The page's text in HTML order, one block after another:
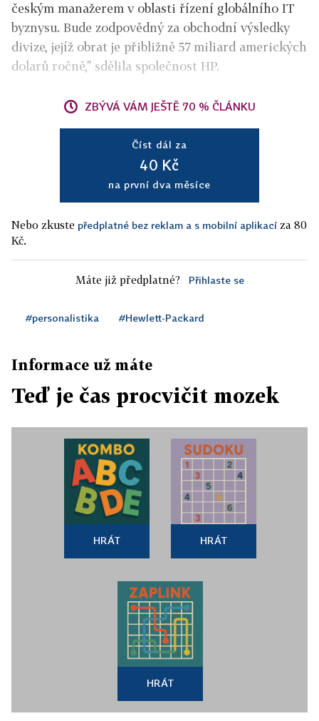
českým manažerem v oblasti řízení globálního IT
byznysu. Bude zodpovědný za obchodní výsledky
divize, jejíž obrat je přibližně 57 miliard amerických
dolarů ročně," sdělila společnost HP.
ZBÝVÁ VÁM JEŠTĚ 70 % ČLÁNKU
Číst dál za
40 Kč
na první dva měsíce
Nebo zkuste předplatné bez reklam a s mobilní aplikací za 80
Kč.
Máte již předplatné? Přihlaste se
#personalistika #Hewlett-Packard
Informace už máte
Teď je čas procvičit mozek
HRÁT HRÁT
HRÁT